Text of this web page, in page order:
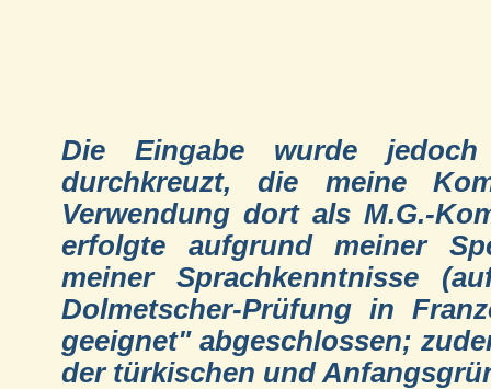
Die Eingabe wurde jedoch
durchkreuzt, die meine
Verwendung dort als M.G.-
erfolgte aufgrund meiner
meiner Sprachkenntnisse
Dolmetscher-Prüfung in
geeignet" abgeschlossen;
der türkischen und